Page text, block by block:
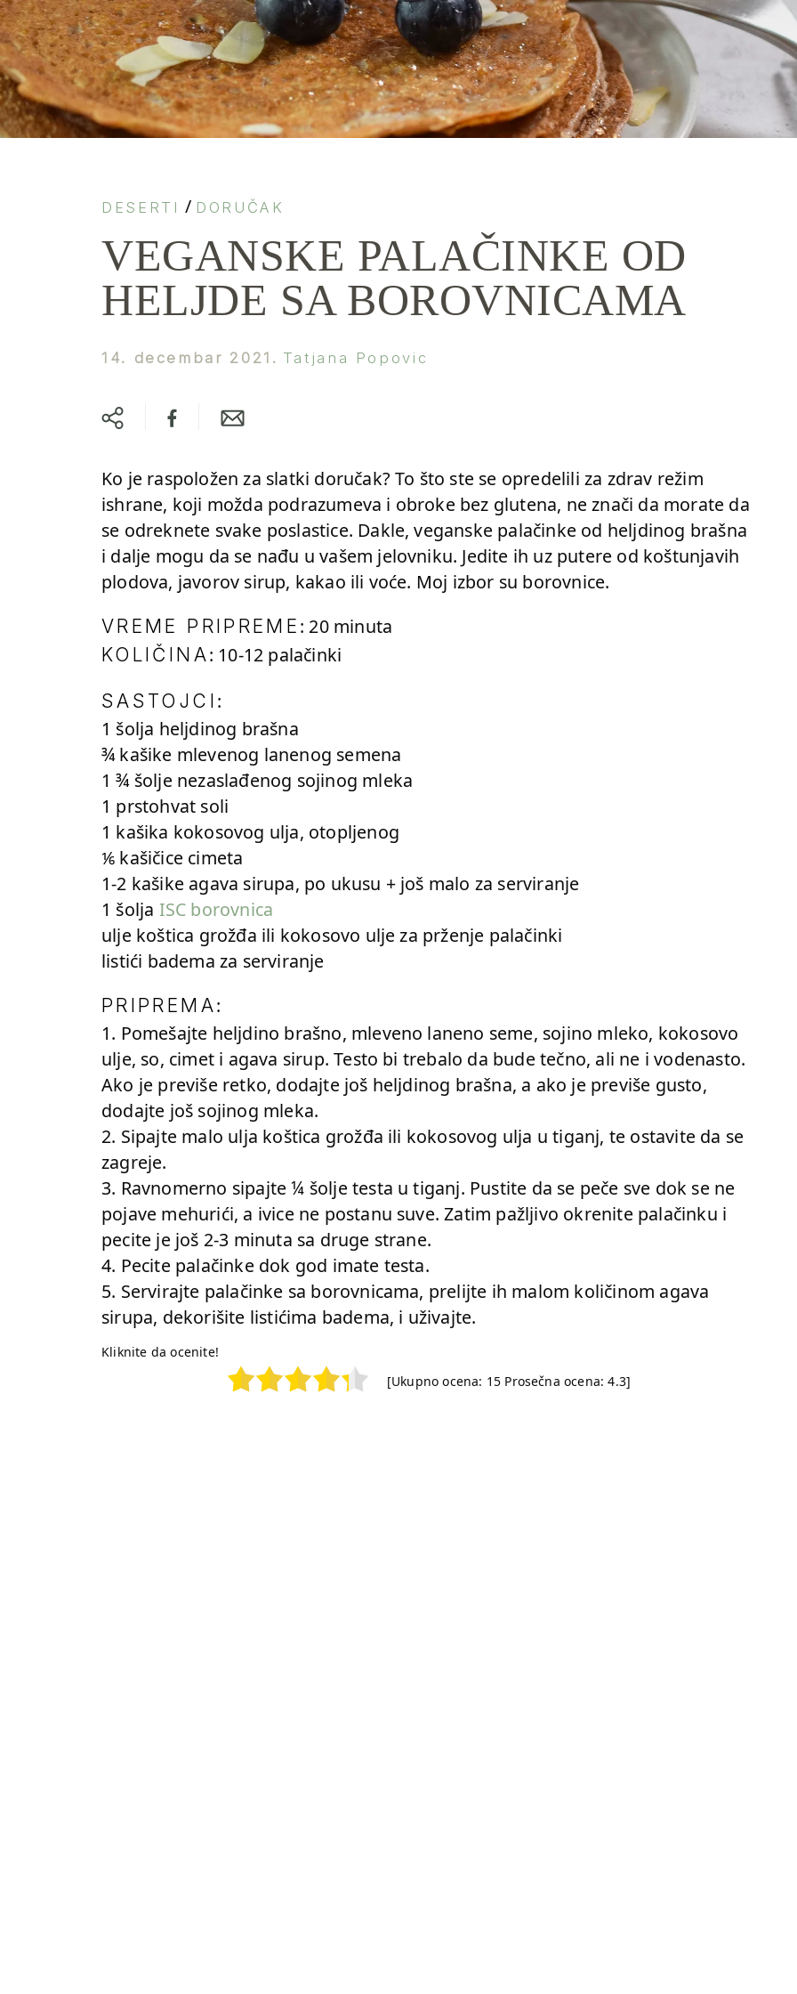
DESERTI / DORUČAK
VEGANSKE PALAČINKE OD
HELJDE SA BOROVNICAMA
14. decembar 2021. Tatjana Popovic
Ko je raspoložen za slatki doručak? To što ste se opredelili za zdrav režim
ishrane, koji možda podrazumeva i obroke bez glutena, ne znači da morate da
se odreknete svake poslastice. Dakle, veganske palačinke od heljdinog brašna
i dalje mogu da se nađu u vašem jelovniku. Jedite ih uz putere od koštunjavih
plodova, javorov sirup, kakao ili voće. Moj izbor su borovnice.
VREME PRIPREME : 20 minuta
KOLIČINA : 10-12 palačinki
SASTOJCI :
1 šolja heljdinog brašna
¾ kašike mlevenog lanenog semena
1 ¾ šolje nezaslađenog sojinog mleka
1 prstohvat soli
1 kašika kokosovog ulja, otopljenog
⅙ kašičice cimeta
1-2 kašike agava sirupa, po ukusu + još malo za serviranje
1 šolja ISC borovnica
ulje koštica grožđa ili kokosovo ulje za prženje palačinki
listići badema za serviranje
PRIPREMA :
1. Pomešajte heljdino brašno, mleveno laneno seme, sojino mleko, kokosovo
ulje, so, cimet i agava sirup. Testo bi trebalo da bude tečno, ali ne i vodenasto.
Ako je previše retko, dodajte još heljdinog brašna, a ako je previše gusto,
dodajte još sojinog mleka.
2. Sipajte malo ulja koštica grožđa ili kokosovog ulja u tiganj, te ostavite da se
zagreje.
3. Ravnomerno sipajte ¼ šolje testa u tiganj. Pustite da se peče sve dok se ne
pojave mehurići, a ivice ne postanu suve. Zatim pažljivo okrenite palačinku i
pecite je još 2-3 minuta sa druge strane.
4. Pecite palačinke dok god imate testa.
5. Servirajte palačinke sa borovnicama, prelijte ih malom količinom agava
sirupa, dekorišite listićima badema, i uživajte.
Kliknite da ocenite!
[Ukupno ocena: 15 Prosečna ocena:4.3]